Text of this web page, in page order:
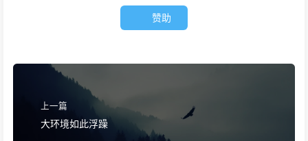
赞助
上一篇
大环境如此浮躁